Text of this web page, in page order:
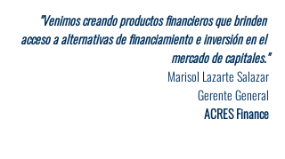
"Venimos creando productos financieros que brinden
acceso a alternativas de financiamiento e inversión en el
mercado de capitales."
Marisol Lazarte Salazar
Gerente General
ACRES Finance